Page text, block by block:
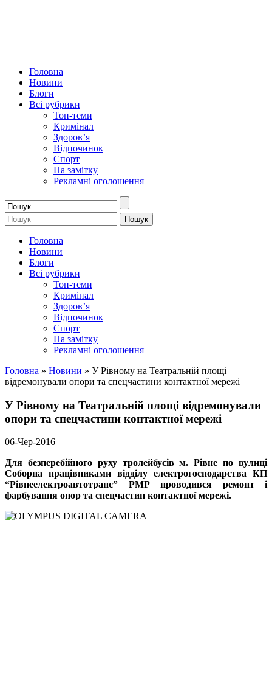
Головна
Новини
Блоги
Всі рубрики
Топ-теми
Кримінал
Здоров’я
Відпочинок
Спорт
На замітку
Рекламні оголошення
Головна
Новини
Блоги
Всі рубрики
Топ-теми
Кримінал
Здоров’я
Відпочинок
Спорт
На замітку
Рекламні оголошення
Головна » Новини » У Рівному на Театральній площі
відремонували опори та спецчастини контактної мережі
У Рівному на Театральній площі відремонували
опори та спецчастини контактної мережі
06-Чер-2016
Для безперебійного руху тролейбусів м. Рівне по вулиці
Соборна працівниками відділу електрогосподарства КП
“Рівнеелектроавтотранс” РМР проводився ремонт і
фарбування опор та спецчастин контактної мережі.